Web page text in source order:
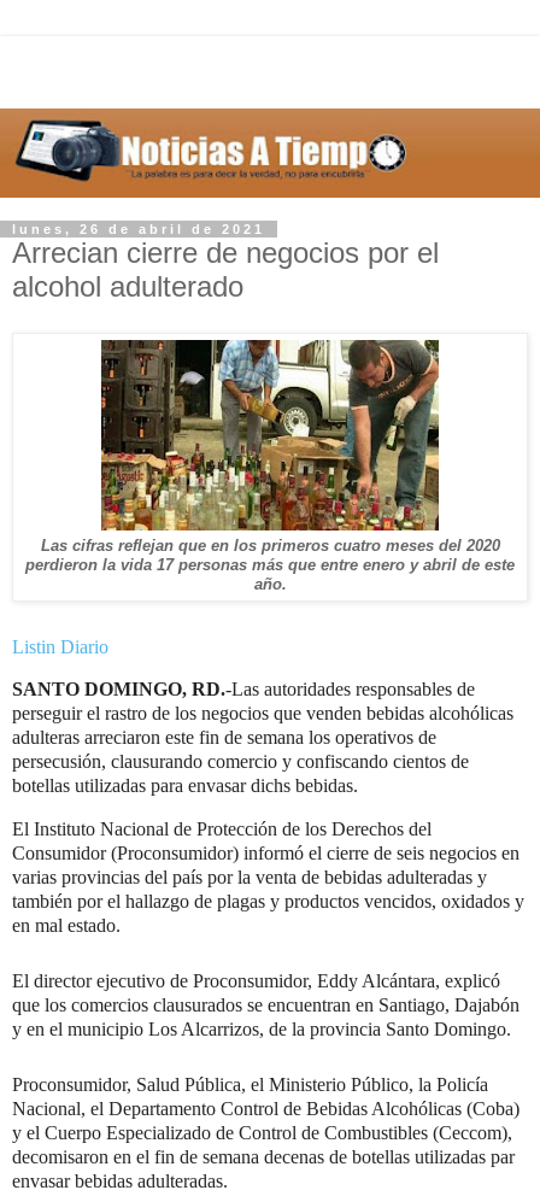
lunes, 26 de abril de 2021
Arrecian cierre de negocios por el
alcohol adulterado
Las cifras reflejan que en los primeros cuatro meses del 2020
perdieron la vida 17 personas más que entre enero y abril de este
año.
Listin Diario
SANTO DOMINGO, RD.-Las autoridades responsa­bles de
perseguir el rastro de los negocios que ven­den bebidas alcohólicas
adulteras arreciaron este fin de semana los operati­vos de
persecusión, clau­surando comercio y confis­cando cientos de
botellas utilizadas para envasar di­chs bebidas.
El Instituto Nacional de Protección de los Derechos del
Consumidor (Procon­sumidor) informó el cierre de seis negocios en
varias provincias del país por la venta de bebidas adulte­radas y
también por el ha­llazgo de plagas y produc­tos vencidos, oxidados y
en mal estado.
El director ejecutivo de Proconsumidor, Eddy Al­cántara, explicó
que los comercios clausurados se encuentran en Santiago, Dajabón
y en el municipio Los Alcarrizos, de la pro­vincia Santo Domingo.
Proconsumidor, Salud Pública, el Ministerio Pú­blico, la Policía
Nacional, el Departamento Con­trol de Bebidas Alcohóli­cas (Coba)
y el Cuerpo Es­pecializado de Control de Combustibles (Ceccom),
decomisaron en el fin de semana decenas de bote­llas utilizadas par
envasar bebidas adulteradas.